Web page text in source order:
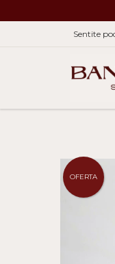
Sentite
OFERTA